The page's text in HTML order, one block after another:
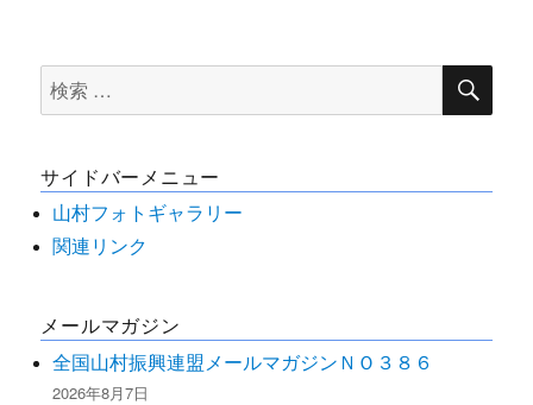
検
索
象:
検
サイドバーメニュー
山村フォトギャラリー
関連リンク
メールマガジン
全国山村振興連盟メールマガジンＮＯ３８６
2026年8月7日